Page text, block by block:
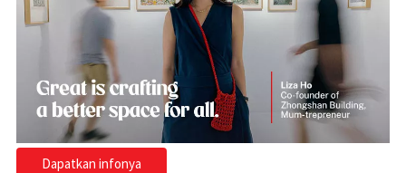
Dapatkan infonya